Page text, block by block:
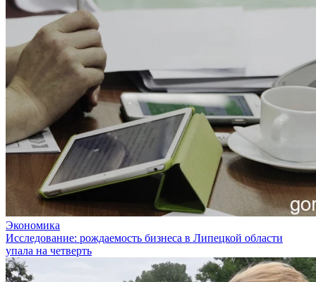
Экономика
Исследование: рождаемость бизнеса в Липецкой области
упала на четверть